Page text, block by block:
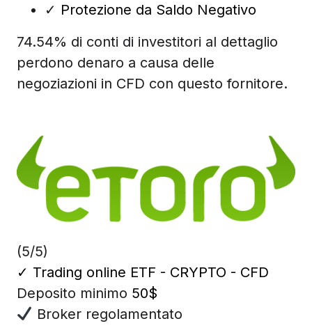
✓ Protezione da Saldo Negativo
74.54% di conti di investitori al dettaglio
perdono denaro a causa delle
negoziazioni in CFD con questo fornitore.
(5/5)
✓ Trading online ETF - CRYPTO - CFD
Deposito minimo 50$
Broker regolamentato